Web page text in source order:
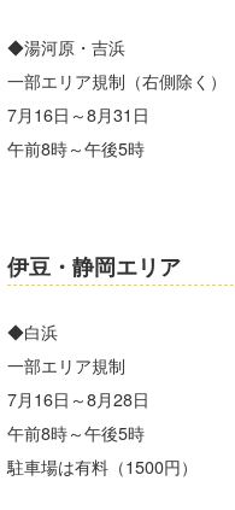
◆湯河原・吉浜
一部エリア規制（右側除く）
7月16日～8月31日
午前8時～午後5時
伊豆・静岡エリア
◆白浜
一部エリア規制
7月16日～8月28日
午前8時～午後5時
駐車場は有料（1500円）